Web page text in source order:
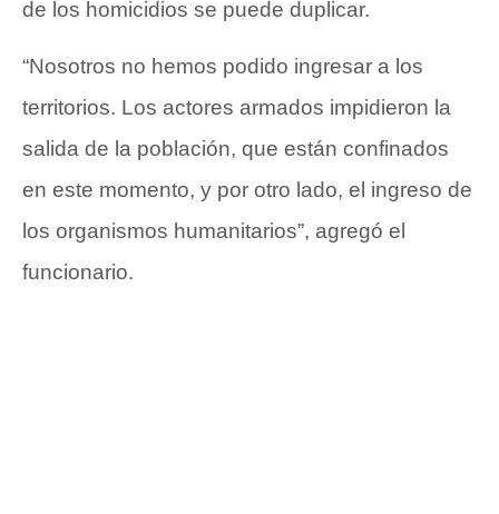
de los homicidios se puede duplicar.
“Nosotros no hemos podido ingresar a los
territorios. Los actores armados impidieron la
salida de la población, que están confinados
en este momento, y por otro lado, el ingreso de
los organismos humanitarios”, agregó el
funcionario.